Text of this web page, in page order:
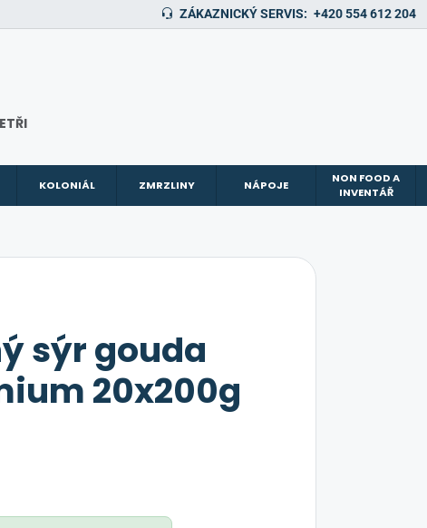
ZÁKAZNICKÝ SERVIS: +420 554 612 204
KOLONIÁL ZMRZLINY NÁPOJE
NON FOOD A
INVENTÁŘ
sýr gouda
20x200g